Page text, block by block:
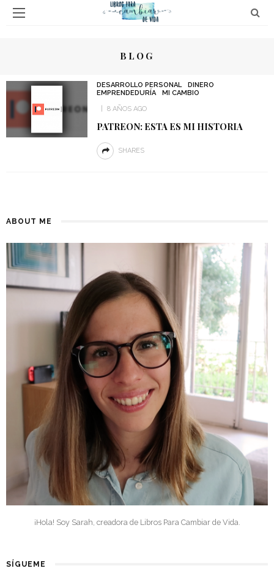
BLOG
DESARROLLO PERSONAL
DINERO
EMPRENDEDURÍA
MI CAMBIO
8 AÑOS AGO
PATREON: ESTA ES MI HISTORIA
SHARES
ABOUT ME
¡Hola! Soy Sarah, creadora de Libros Para Cambiar de Vida.
SÍGUEME